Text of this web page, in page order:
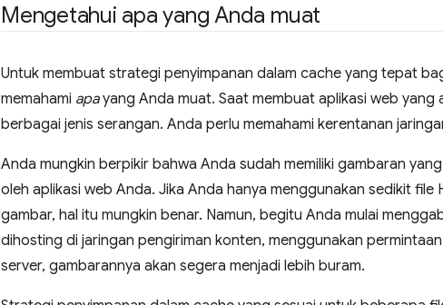
Mengetahui apa yang Anda muat
Untuk membuat strategi penyimpanan dalam cache yang tepat
memahami apayang Anda muat. Saat membuat aplikasi web yang
berbagai jenis serangan. Anda perlu memahami kerentanan
Anda mungkin berpikir bahwa Anda sudah memiliki gambaran
oleh aplikasi web Anda. Jika Anda hanya menggunakan sedikit file
gambar, hal itu mungkin benar. Namun, begitu Anda mulai
dihosting di jaringan pengiriman konten, menggunakan
server, gambarannya akan segera menjadi lebih buram.